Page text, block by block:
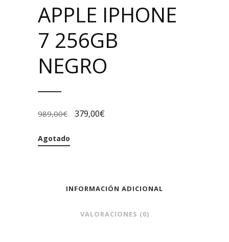
APPLE IPHONE
7 256GB
NEGRO
989,00€ 379,00€
Agotado
INFORMACIÓN ADICIONAL
VALORACIONES (0)